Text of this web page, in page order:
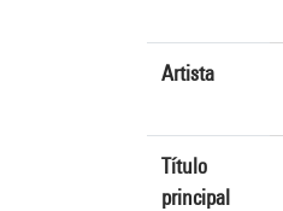
Artista
Título
principal